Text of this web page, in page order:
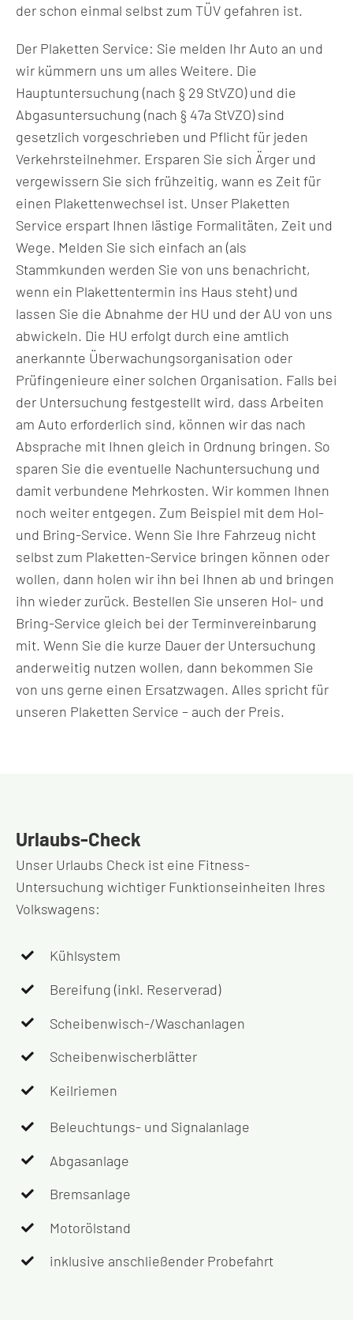
der schon einmal selbst zum TÜV gefahren ist.
Der Plaketten Service: Sie melden Ihr Auto an und
wir kümmern uns um alles Weitere. Die
Hauptuntersuchung (nach § 29 StVZO) und die
Abgasuntersuchung (nach § 47a StVZO) sind
gesetzlich vorgeschrieben und Pflicht für jeden
Verkehrsteilnehmer. Ersparen Sie sich Ärger und
vergewissern Sie sich frühzeitig, wann es Zeit für
einen Plakettenwechsel ist. Unser Plaketten
Service erspart Ihnen lästige Formalitäten, Zeit und
Wege. Melden Sie sich einfach an (als
Stammkunden werden Sie von uns benachricht,
wenn ein Plakettentermin ins Haus steht) und
lassen Sie die Abnahme der HU und der AU von uns
abwickeln. Die HU erfolgt durch eine amtlich
anerkannte Überwachungsorganisation oder
Prüfingenieure einer solchen Organisation. Falls bei
der Untersuchung festgestellt wird, dass Arbeiten
am Auto erforderlich sind, können wir das nach
Absprache mit Ihnen gleich in Ordnung bringen. So
sparen Sie die eventuelle Nachuntersuchung und
damit verbundene Mehrkosten. Wir kommen Ihnen
noch weiter entgegen. Zum Beispiel mit dem Hol-
und Bring-Service. Wenn Sie Ihre Fahrzeug nicht
selbst zum Plaketten-Service bringen können oder
wollen, dann holen wir ihn bei Ihnen ab und bringen
ihn wieder zurück. Bestellen Sie unseren Hol- und
Bring-Service gleich bei der Terminvereinbarung
mit. Wenn Sie die kurze Dauer der Untersuchung
anderweitig nutzen wollen, dann bekommen Sie
von uns gerne einen Ersatzwagen. Alles spricht für
unseren Plaketten Service – auch der Preis.
Urlaubs-Check
Unser Urlaubs Check ist eine Fitness-
Untersuchung wichtiger Funktionseinheiten Ihres
Volkswagens:
Kühlsystem
Bereifung (inkl. Reserverad)
Scheibenwisch-/Waschanlagen
Scheibenwischerblätter
Keilriemen
Beleuchtungs- und Signalanlage
Abgasanlage
Bremsanlage
Motorölstand
inklusive anschließender Probefahrt